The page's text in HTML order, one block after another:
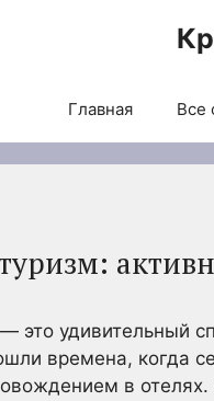
Главная Все
это удивительный
времена, когда
в